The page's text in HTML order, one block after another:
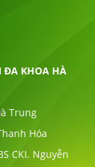
ĐA KHOA HÀ
Trung
Hóa
CKI. Nguyễn